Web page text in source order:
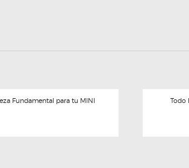
Fundamental para tu MINI Todo